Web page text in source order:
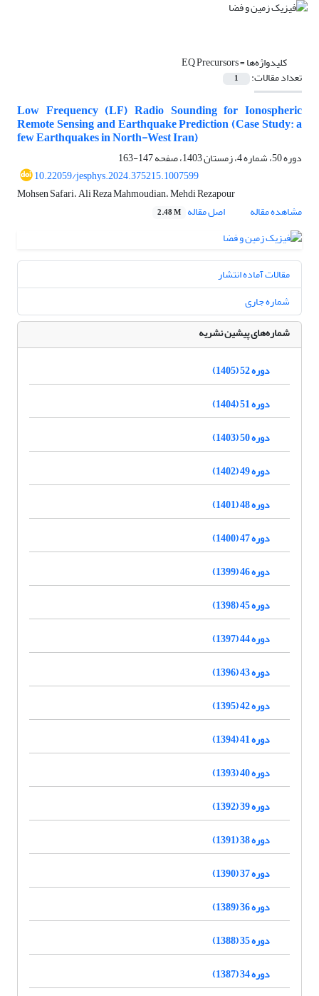
کلیدواژه‌ها =EQ Precursors
تعداد مقالات: 1
Low Frequency (LF) Radio Sounding for Ionospheric
Remote Sensing and Earthquake Prediction (Case Study: a
few Earthquakes in North-West Iran)
دوره 50، شماره 4، زمستان 1403، صفحه
147-163
10.22059/jesphys.2024.375215.1007599
Mohsen Safari، Ali Reza Mahmoudian، Mehdi Rezapour
مشاهده مقاله
اصل مقاله 2.48 M
مقالات آماده انتشار
شماره جاری
شماره‌های پیشین نشریه
دوره 52 (1405)
دوره 51 (1404)
دوره 50 (1403)
دوره 49 (1402)
دوره 48 (1401)
دوره 47 (1400)
دوره 46 (1399)
دوره 45 (1398)
دوره 44 (1397)
دوره 43 (1396)
دوره 42 (1395)
دوره 41 (1394)
دوره 40 (1393)
دوره 39 (1392)
دوره 38 (1391)
دوره 37 (1390)
دوره 36 (1389)
دوره 35 (1388)
دوره 34 (1387)